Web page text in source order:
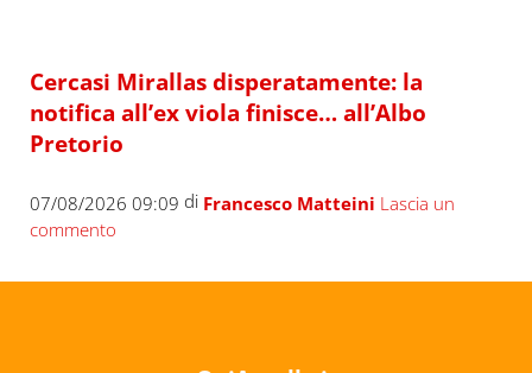
Cercasi Mirallas disperatamente: la
notifica all’ex viola finisce… all’Albo
Pretorio
07/08/2026 09:09 di Francesco Matteini Lascia un
commento